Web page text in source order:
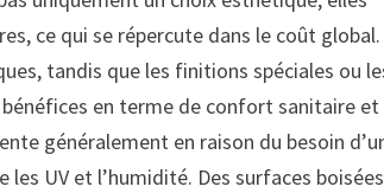
ce qui se répercute dans le coût global.
tandis que les finitions spéciales ou
en terme de confort sanitaire et
généralement en raison du besoin
UV et l’humidité. Des surfaces boisées